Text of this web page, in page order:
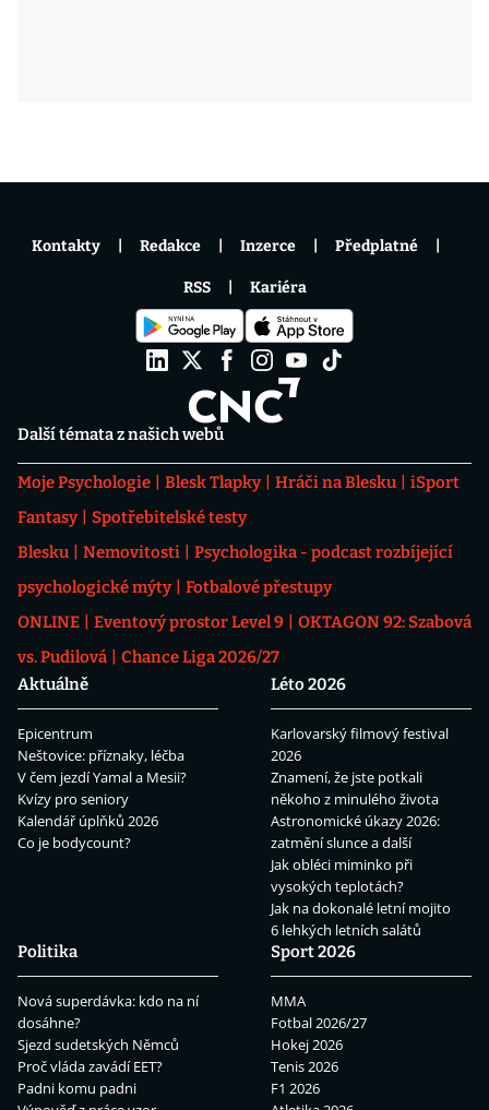
Další témata z našich webů
Moje Psychologie Blesk Tlapky Hráči na Blesku
iSport
Fantasy
Spotřebitelské testy
Blesku
Nemovitosti
Psychologika - podcast rozbíjející
psychologické mýty
Fotbalové přestupy
ONLINE
Eventový prostor Level 9
OKTAGON 92: Szabová
vs. Pudilová
Chance Liga 2026/27
Aktuálně
Epicentrum
Neštovice: příznaky, léčba
V čem jezdí Yamal a Mesii?
Kvízy pro seniory
Kalendář úplňků 2026
Co je bodycount?
Léto 2026
Karlovarský filmový festival
2026
Znamení, že jste potkali
někoho z minulého života
Astronomické úkazy 2026:
zatmění slunce a další
Jak obléci miminko při
vysokých teplotách?
Jak na dokonalé letní mojito
6 lehkých letních salátů
Politika
Nová superdávka: kdo na ní
dosáhne?
Sjezd sudetských Němců
Proč vláda zavádí EET?
Padni komu padni
Sport 2026
MMA
Fotbal 2026/27
Hokej 2026
Tenis 2026
F1 2026
Kontakty Redakce Inzerce Předplatné
RSS Kariéra